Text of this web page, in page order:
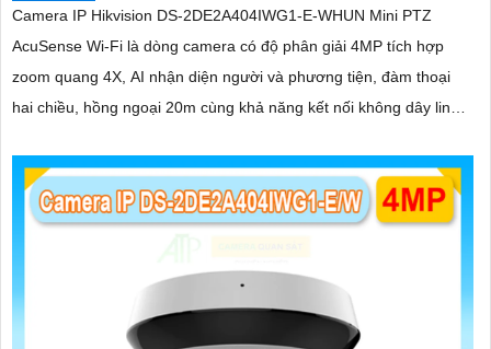
Camera IP Hikvision DS-2DE2A404IWG1-E-WHUN Mini PTZ
AcuSense Wi-Fi là dòng camera có độ phân giải 4MP tích hợp
zoom quang 4X, AI nhận diện người và phương tiện, đàm thoại
hai chiều, hồng ngoại 20m cùng khả năng kết nối không dây linh